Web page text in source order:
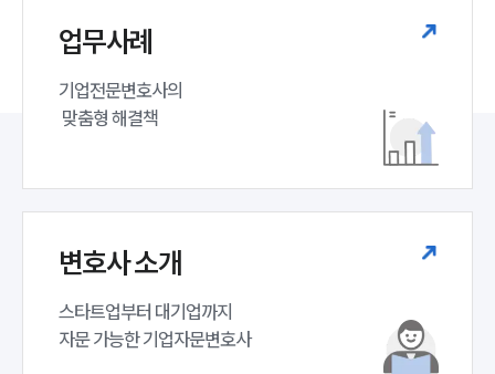
업무사례
기업전문변호사의
맞춤형 해결책
변호사 소개
스타트업부터 대기업까지
자문 가능한 기업자문변호사